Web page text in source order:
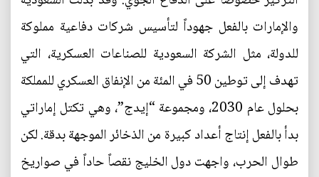
والإمارات بالفعل جهوداً لتأسيس شركات دفاعية مملوكة
للدولة، مثل الشركة السعودية للصناعات العسكرية، التي
تهدف إلى توطين 50 في المئة من الإنفاق العسكري للمملكة
بحلول عام 2030، ومجموعة “إيدج”، وهي تكتل إماراتي
بدأ بالفعل إنتاج أعداد كبيرة من الذخائر الموجهة بدقة. لكن
طوال الحرب، واجهت دول الخليج نقصاً حاداً في صواريخ